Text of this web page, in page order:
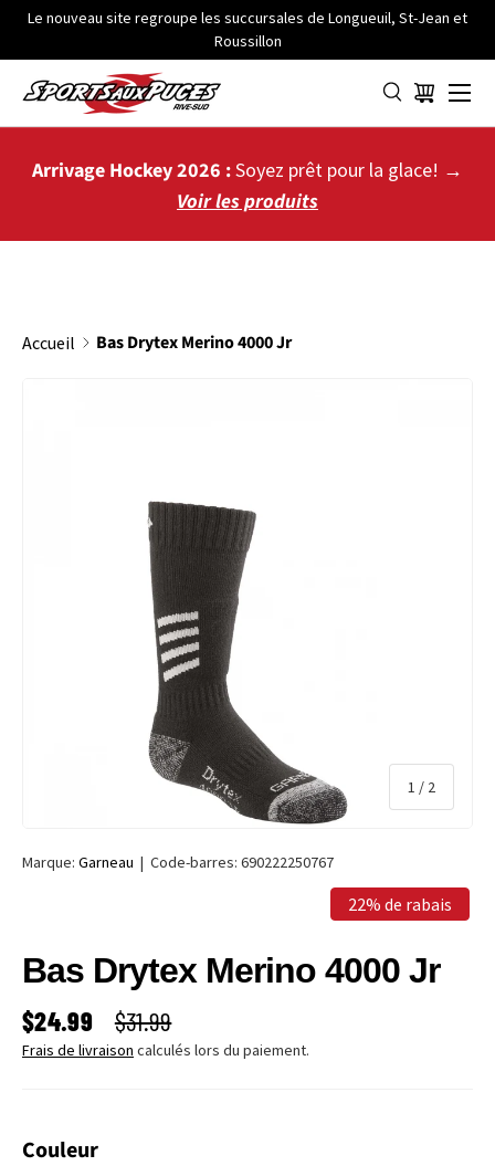
ALLER AU CONTENU
Le nouveau site regroupe les succursales de Longueuil, St-Jean et
Roussillon
Panier
Menu
Arrivage Hockey 2026 :Soyez prêt pour la glace! →
Voir les produits
Accueil Bas Drytex Merino 4000 Jr
1 / de
2
Marque: Garneau | Code-barres: 690222250767
22% de rabais
Bas Drytex Merino 4000 Jr
PRIX SOLDÉ
$24.99 PRIX HABITUEL
$31.99
Frais de livraison calculés lors du paiement.
Couleur